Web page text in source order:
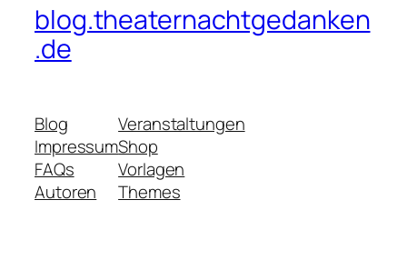
blog.theaternachtgedanken
.de
Blog
Impressum
FAQs
Autoren
Veranstaltungen
Shop
Vorlagen
Themes